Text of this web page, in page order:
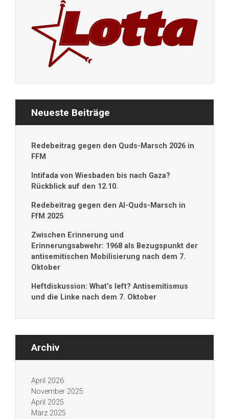
Neueste Beiträge
Redebeitrag gegen den Quds-Marsch 2026 in
FFM
Intifada von Wiesbaden bis nach Gaza?
Rückblick auf den 12.10.
Redebeitrag gegen den Al-Quds-Marsch in
FfM 2025
Zwischen Erinnerung und
Erinnerungsabwehr: 1968 als Bezugspunkt der
antisemitischen Mobilisierung nach dem 7.
Oktober
Heftdiskussion: What’s left? Antisemitismus
und die Linke nach dem 7. Oktober
Archiv
April 2026
November 2025
April 2025
März 2025